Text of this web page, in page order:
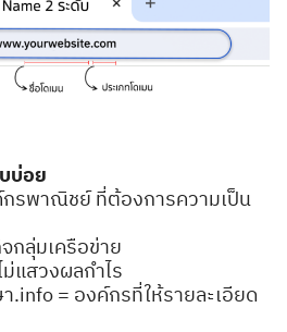
บ่อย
รพาณิชย์ ที่ต้องการความเป็น
กลุ่มเครือข่าย
แสวงผลกำไร
.info = องค์กรที่ให้รายละเอียด